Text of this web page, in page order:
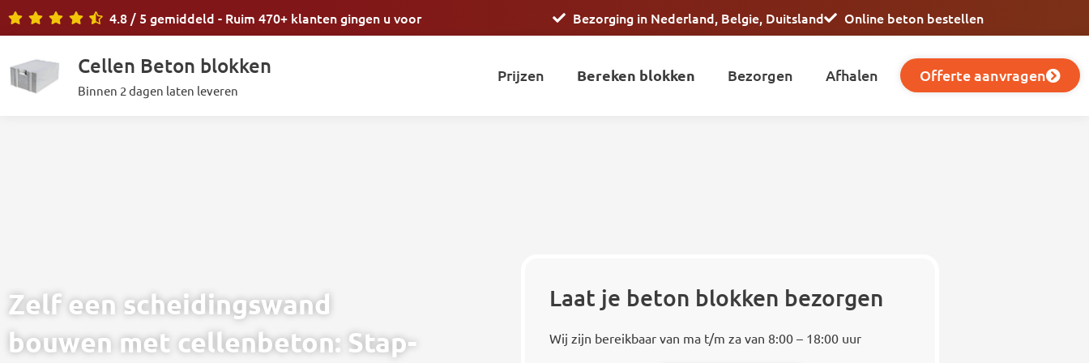
Ga
naar
inhoud
4.8 / 5 gemiddeld - Ruim 470+ klanten gingen u voor Bezorging in Nederland, Belgie, Duitsland Online beton bestellen
Cellen Beton blokken
Binnen 2 dagen laten leveren
Prijzen Bereken blokken Bezorgen Afhalen Offerte aanvragen
Zelf een scheidingswand
bouwen met cellenbeton: Stap-
Laat je beton blokken bezorgen
Wij zijn bereikbaar van ma t/m za van 8:00 – 18:00 uur